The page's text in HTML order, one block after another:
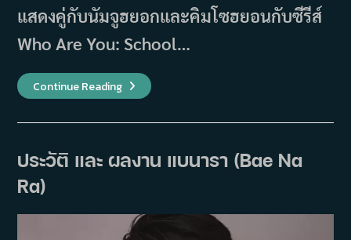
แสดงคู่กับนัมจูฮยอกและคิมโซฮยอนกับซีรีส์
Who Are You: School…
Continue Readingประวัติ
และ
ของ
แจ
(Yook
ประวัติ และ ผลงาน แบนารา (Bae Na
Ra)